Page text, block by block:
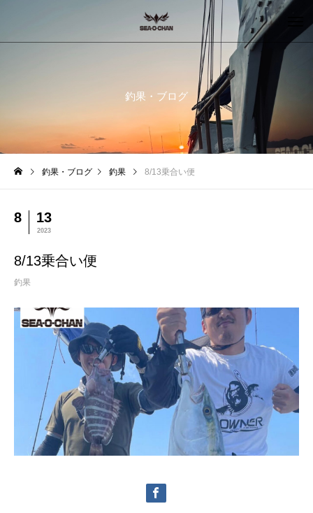
釣果・ブログ
釣果・ブログ 釣果 8/13乗合い便
8 13
2023
8/13乗合い便
釣果